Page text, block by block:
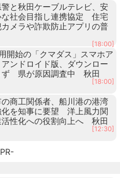
と秋田ケーブルテレビ、安
な社会目指し連携協定 住宅
カメラや詐欺防止アプリの普
[18:00]
開始の「クマダス」スマホア
ンドロイド版、ダウンロー
ず 県が原因調査中 秋田
[18:00]
商工関係者、船川港の港湾
化を知事に要望 洋上風力関
活性化への役割向上へ 秋田
[12:30]